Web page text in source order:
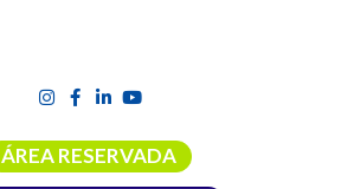
ÁREA RESERVADA